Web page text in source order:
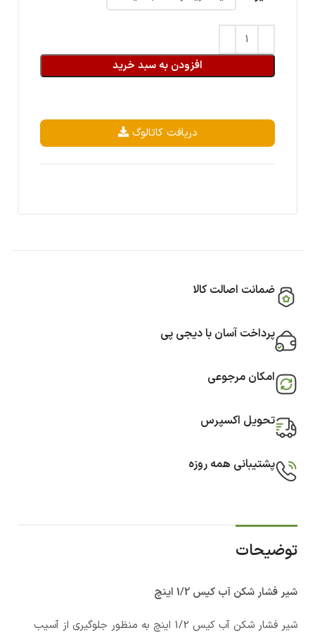
افزودن به سبد خرید
دریافت کاتالوگ
ضمانت اصالت کالا
پرداخت آسان با دیجی پی
امکان مرجوعی
تحویل اکسپرس
پشتیبانی همه روزه
توضیحات
شیر فشار شکن آب کیس 1/2 اینچ
شیر فشار شکن آب کیس 1/2 اینچ به منظور جلوگیری از آسیب